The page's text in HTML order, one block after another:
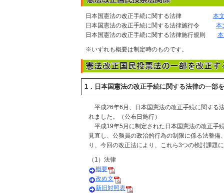
日本国憲法の改正手続に関する法律 本
日本国憲法の改正手続に関する法律施行令 本
日本国憲法の改正手続に関する法律施行規則
※いずれも概要は制定時のものです。
1．日本国憲法の改正手続に関する法律の一部
平成26年6月、日本国憲法の改正手続に関する
れました。（公布日施行）
平成19年5月に制定された日本国憲法の改正手
見直し、公務員の政治的行為の制限に係る法整
り、今回の改正法により、これら3つの検討課題
（1）法律
概要
改め文
新旧対照表